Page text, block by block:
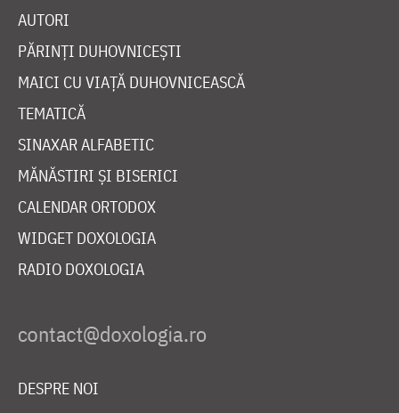
AUTORI
PĂRINȚI DUHOVNICEȘTI
MAICI CU VIAȚĂ DUHOVNICEASCĂ
TEMATICĂ
SINAXAR ALFABETIC
MĂNĂSTIRI ȘI BISERICI
CALENDAR ORTODOX
WIDGET DOXOLOGIA
RADIO DOXOLOGIA
DESPRE NOI